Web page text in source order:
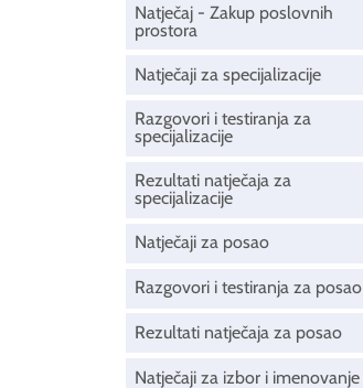
Natječaj - Zakup poslovnih
prostora
Natječaji za specijalizacije
Razgovori i testiranja za
specijalizacije
Rezultati natječaja za
specijalizacije
Natječaji za posao
Razgovori i testiranja za posao
Rezultati natječaja za posao
Natječaji za izbor i imenovanje